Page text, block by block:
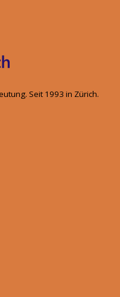
Seit 1993 in Zürich.